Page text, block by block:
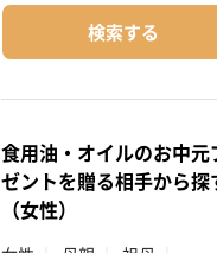
検索する
食用油・オイルのお中元
ゼントを贈る相手から探
（女性）